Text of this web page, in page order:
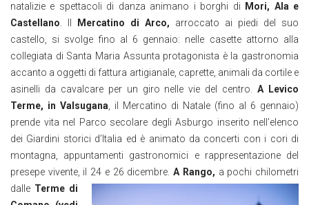
natalizie e spettacoli di danza animano i borghi di
Mori, Ala e
Castellano
Mercatino di Arco, arroccato ai piedi del suo
castello, si svolge fino al 6 gennaio: nelle casette attorno alla
collegiata di Santa Maria Assunta protagonista è la gastronomia
accanto a oggetti di fattura artigianale, caprette, animali da cortile e
asinelli da cavalcare per un giro nelle vie del centro.A Levico
Terme, in Valsugana , il Mercatino di Natale (fino al 6 gennaio)
prende vita nel Parco secolare degli Asburgo inserito nell’elenco
dei Giardini storici d’Italia ed è animato da concerti con i cori di
montagna, appuntamenti gastronomici e rappresentazione del
presepe vivente, il 24 e 26 dicembre.A Rango, a pochi chilometri
dalle Terme di